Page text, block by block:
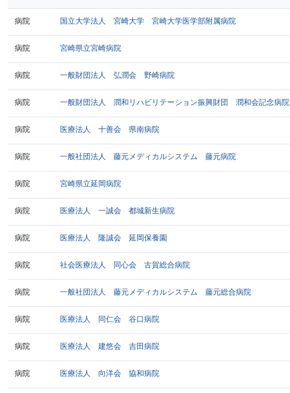
病院 国立大学法人 宮崎大学 宮崎大学医学部附属病院
病院 宮崎県立宮崎病院
病院 一般財団法人 弘潤会 野崎病院
病院 一般財団法人 潤和リハビリテーション振興財団 潤和会記念病院
病院 医療法人 十善会 県南病院
病院 一般社団法人 藤元メディカルシステム 藤元病院
病院 宮崎県立延岡病院
病院 医療法人 一誠会 都城新生病院
病院 医療法人 隆誠会 延岡保養園
病院 社会医療法人 同心会 古賀総合病院
病院 一般社団法人 藤元メディカルシステム 藤元総合病院
病院 医療法人 同仁会 谷口病院
病院 医療法人 建悠会 吉田病院
病院 医療法人 向洋会 協和病院